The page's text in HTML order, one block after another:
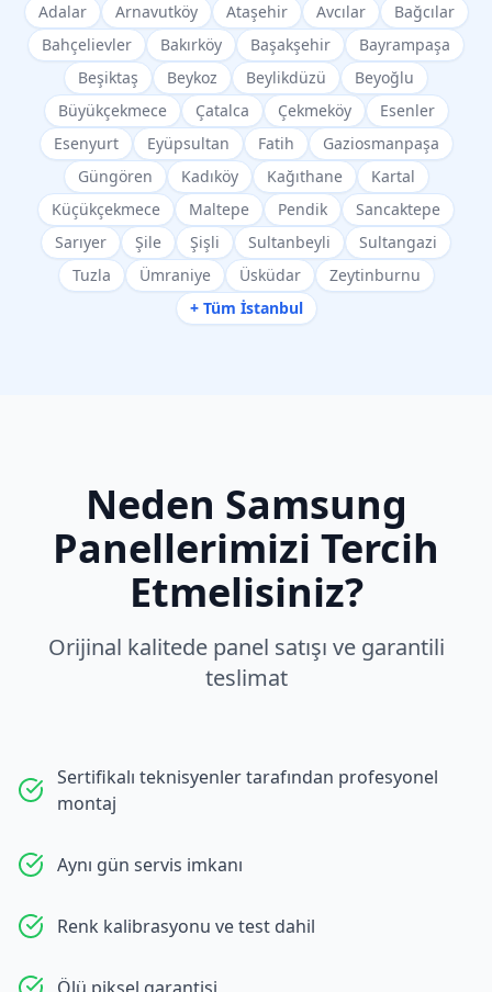
Adalar Arnavutköy Ataşehir Avcılar
Bağcılar
Bahçelievler
Bakırköy Başakşehir
Bayrampaşa
Beşiktaş
Beykoz Beylikdüzü
Beyoğlu
Büyükçekmece
Çatalca Çekmeköy
Esenler
Esenyurt
Eyüpsultan Fatih
Gaziosmanpaşa
Güngören
Kadıköy Kağıthane
Kartal
Küçükçekmece
Maltepe Pendik
Sancaktepe
Sarıyer
Şile Şişli Sultanbeyli
Sultangazi
Tuzla
Ümraniye Üsküdar
Zeytinburnu
+ Tüm İstanbul
Neden Samsung
Panellerimizi Tercih
Etmelisiniz?
Orijinal kalitede panel satışı ve garantili
teslimat
Sertifikalı teknisyenler tarafından profesyonel
montaj
Aynı gün servis imkanı
Renk kalibrasyonu ve test dahil